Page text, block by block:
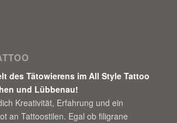
des Tätowierens im All Style Tattoo
und Lübbenau!
Kreativität, Erfahrung und ein
an Tattoostilen. Egal ob filigrane